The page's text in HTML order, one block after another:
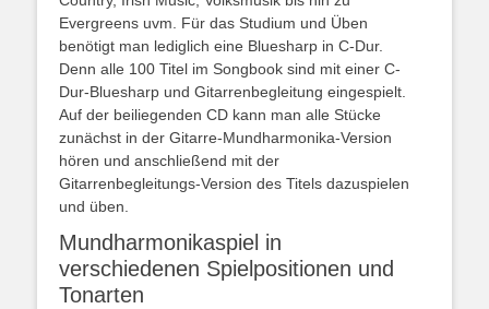
Evergreens uvm. Für das Studium und Üben
benötigt man lediglich eine Bluesharp in C-Dur.
Denn alle 100 Titel im Songbook sind mit einer C-
Dur-Bluesharp und Gitarrenbegleitung eingespielt.
Auf der beiliegenden CD kann man alle Stücke
zunächst in der Gitarre-Mundharmonika-Version
hören und anschließend mit der
Gitarrenbegleitungs-Version des Titels dazuspielen
und üben.
Mundharmonikaspiel in
verschiedenen Spielpositionen und
Tonarten